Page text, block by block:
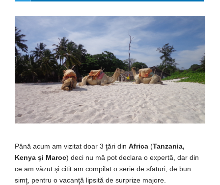
Până acum am vizitat doar 3 ţări din Africa (Tanzania,
Kenya şi Maroc) deci nu mă pot declara o expertă, dar din
ce am văzut şi citit am compilat o serie de sfaturi, de bun
simţ, pentru o vacanţă lipsită de surprize majore.